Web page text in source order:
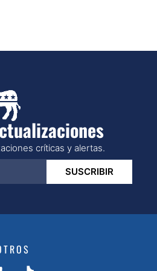
críticas y alertas.
SUSCRIBIR